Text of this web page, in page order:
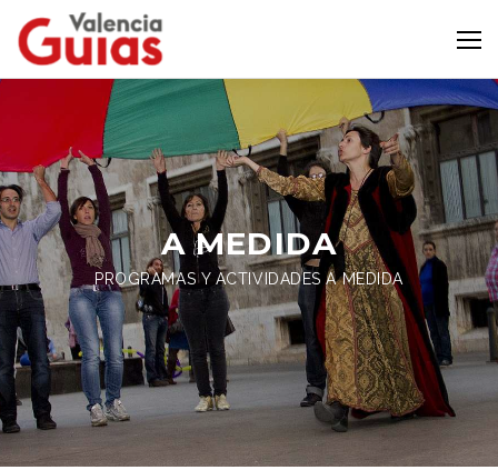
A MEDIDA
PROGRAMAS Y ACTIVIDADES A MEDIDA